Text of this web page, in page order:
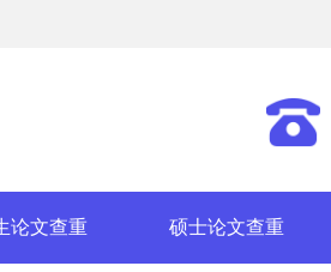
论文查重 硕士论文查重